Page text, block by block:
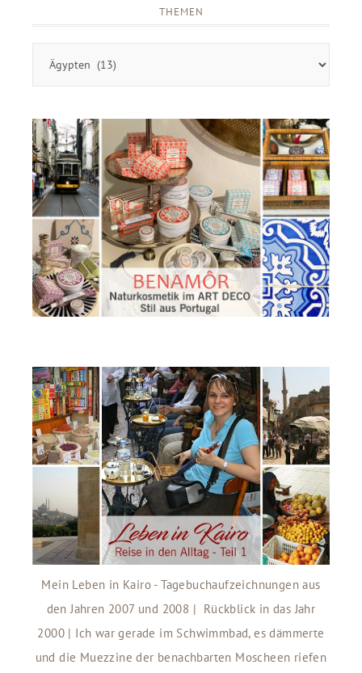
THEMEN
Mein Leben in Kairo - Tagebuchaufzeichnungen aus
den Jahren 2007 und 2008 | Rückblick in das Jahr
2000 | Ich war gerade im Schwimmbad, es dämmerte
und die Muezzine der benachbarten Moscheen riefen